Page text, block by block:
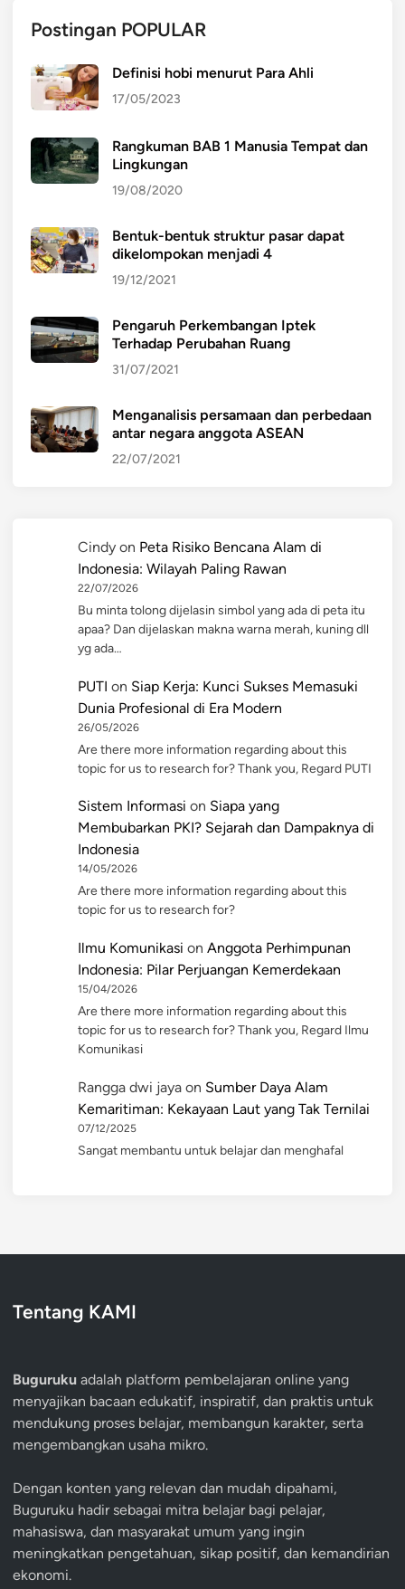
Postingan POPULAR
Definisi hobi menurut Para Ahli
17/05/2023
Rangkuman BAB 1 Manusia Tempat dan
Lingkungan
19/08/2020
Bentuk-bentuk struktur pasar dapat
dikelompokan menjadi 4
19/12/2021
Pengaruh Perkembangan Iptek
Terhadap Perubahan Ruang
31/07/2021
Menganalisis persamaan dan perbedaan
antar negara anggota ASEAN
22/07/2021
Cindy on Peta Risiko Bencana Alam di
Indonesia: Wilayah Paling Rawan
22/07/2026
Bu minta tolong dijelasin simbol yang ada di peta itu
apaa? Dan dijelaskan makna warna merah, kuning dll
yg ada…
PUTI on Siap Kerja: Kunci Sukses Memasuki
Dunia Profesional di Era Modern
26/05/2026
Are there more information regarding about this
topic for us to research for? Thank you, Regard PUTI
Sistem Informasi on Siapa yang
Membubarkan PKI? Sejarah dan Dampaknya di
Indonesia
14/05/2026
Are there more information regarding about this
topic for us to research for?
Ilmu Komunikasi on Anggota Perhimpunan
Indonesia: Pilar Perjuangan Kemerdekaan
15/04/2026
Are there more information regarding about this
topic for us to research for? Thank you, Regard Ilmu
Komunikasi
Rangga dwi jaya on Sumber Daya Alam
Kemaritiman: Kekayaan Laut yang Tak Ternilai
07/12/2025
Sangat membantu untuk belajar dan menghafal
Tentang KAMI
Buguruku adalah platform pembelajaran online yang
menyajikan bacaan edukatif, inspiratif, dan praktis untuk
mendukung proses belajar, membangun karakter, serta
mengembangkan usaha mikro.
Dengan konten yang relevan dan mudah dipahami,
Buguruku hadir sebagai mitra belajar bagi pelajar,
mahasiswa, dan masyarakat umum yang ingin
meningkatkan pengetahuan, sikap positif, dan kemandirian
ekonomi.